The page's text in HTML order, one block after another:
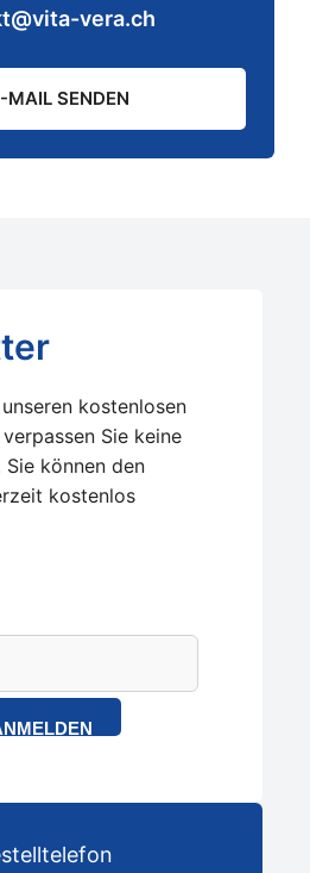
vera.ch
MAIL SENDEN
kostenlosen
Sie keine
können den
kostenlos